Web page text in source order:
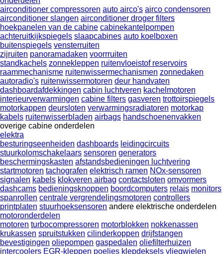
airconditioner compressoren auto airco's airco condensoren
airconditioner slangen airconditioner droger filters
hoekpanelen van de cabine cabinekantelpompen
achteruitkijkspiegels slaapcabines auto koelboxen
buitenspiegels vensterruiten
zijruiten panoramadaken voorrruiten
standkachels zonnekleppen ruitenvloeistof reservoirs
raammechanisme ruitenwissermechanismen zonnedaken
autoradio's ruitenwissermotoren deur handvaten
dashboardafdekkingen cabin luchtveren kachelmotoren
interieurverwarmingen cabine filters gasveren trottoirspiegels
motorkappen deursloten verwarmingsradiatoren motorkap
kabels ruitenwisserbladen airbags handschoenenvakken
overige cabine onderdelen
elektra
besturingseenheiden dashboards leidingcircuits
stuurkolomschakelaars sensoren generators
beschermingskasten afstandsbedieningen luchtvering
startmotoren tachografen elektrisch ramen NOx-sensoren
signalen kabels klokveren airbag contactsloten omvormers
dashcams bedieningsknoppen boordcomputers relais monitors
spanrollen centrale vergrendelingsmotoren controllers
printplaten stuurhoeksensoren andere elektrische onderdelen
motoronderdelen
motoren turbocompressoren motorblokken nokkenassen
krukassen spruitstukken cilinderkoppen drijfstangen
bevestigingen oliepompen gaspedalen oliefilterhuizen
intercoolers EGR-kleppen poelies klepdeksels vliegwielen